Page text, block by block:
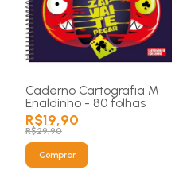
Caderno Cartografia M
Enaldinho - 80 folhas
R$19,90
R$29,90
Comprar